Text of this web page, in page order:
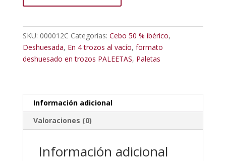
50
ibérico
|
Deshuesada
trozos
al
vacío
deshuesado
SKU: 000012C Categorías: Cebo 50 % ibérico,
Deshuesada, En 4 trozos al vacío, formato
deshuesado en trozos PALEETAS, Paletas
Información adicional
Valoraciones (0)
Información adicional